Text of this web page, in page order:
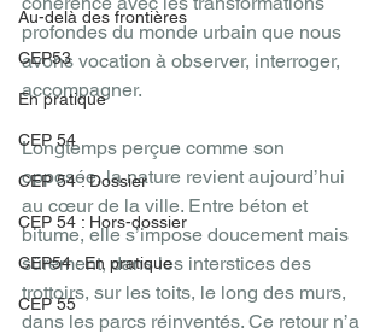
Au-delà des frontières
CEP53
En pratique
CEP 54
CEP 54 : Dossier
CEP 54 : Hors-dossier
CEP54 : En pratique
CEP 55
profondes du monde urbain que nous
avons vocation à observer, interroger,
accompagner.
Longtemps perçue comme son
opposée, la nature revient aujourd’hui
au cœur de la ville. Entre béton et
bitume, elle s’impose doucement mais
sûrement, dans les interstices des
trottoirs, sur les toits, le long des murs,
dans les parcs réinventés. Ce retour n’a